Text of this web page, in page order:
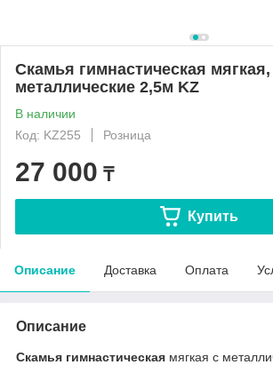
Скамья гимнастическая
металлические 2,5м KZ
В наличии
Код: KZ255
Розница
27 000 ₸
Купить
Описание Доставка Оплата
Описание
Скамья гимнастическая мягкая с